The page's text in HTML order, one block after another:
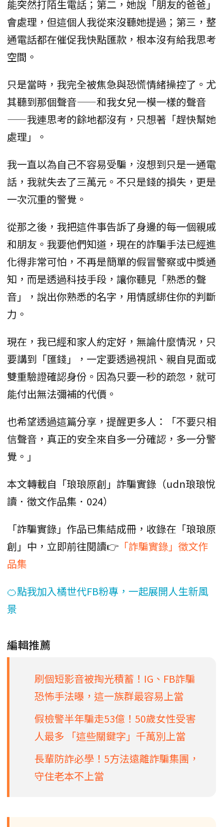
能突然打陌生電話；第二，她說「朋友的爸爸」
會處理，但這個人我從來沒聽她提過；第三，整
通電話都在催促我快點匯款，根本沒有給我思考
空間。
只是當時，我完全被焦急與恐慌情緒操控了。尤
其聽到那個聲音——和我女兒一模一樣的聲音
——我連思考的餘地都沒有，只想著「趕快幫她
處理」。
我一直以為自己不容易受騙，沒想到只是一通電
話，我就失去了三萬元。不只是錢的損失，更是
一次沉重的警覺。
從那之後，我把這件事告訴了身邊的每一個親戚
和朋友。我要他們知道，現在的詐騙手法已經進
化得非常可怕，不再是簡單的假冒警察或中獎通
知，而是透過科技手段，讓你聽見「熟悉的聲
音」，說出你熟悉的名字，用情感綁住你的判斷
力。
現在，我已經和家人約定好，無論什麼情況，只
要講到「匯錢」，一定要透過視訊、親自見面或
雙重驗證確認身份。因為只要一秒的疏忽，就可
能付出無法彌補的代價。
也希望透過這篇分享，提醒更多人：「不要只相
信聲音，真正的安全來自多一分確認，多一分警
覺。」
本文轉載自「琅琅原創」詐騙實錄（udn琅琅悅
讀．徵文作品集．024）
「詐騙實錄」作品已集結成冊，收錄在「琅琅原
創」中，立即前往閱讀👉 「詐騙實錄」徵文作
品集
🍊點我加入橘世代FB粉專，一起展開人生新風
景
編輯推薦
刷個短影音被掏光積蓄！IG、FB詐騙
恐怖手法曝，這一族群最容易上當
假檢警半年騙走53億！50歲女性受害
人最多 「這些關鍵字」千萬別上當
長輩防詐必學！5方法遠離詐騙集團，
守住老本不上當